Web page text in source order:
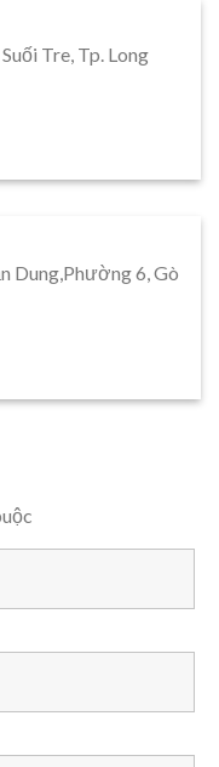
Tre, Tp. Long
Dung,Phường 6, Gò